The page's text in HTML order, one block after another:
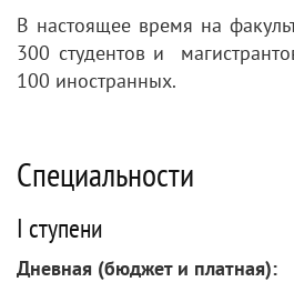
В настоящее время на
300 студентов и
100 иностранных.
Специальности
І ступени
Дневная (бюджет и платная):